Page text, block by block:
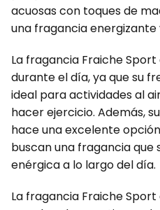
acuosas con toques de
una fragancia energizante
La fragancia Fraiche
durante el día, ya que su
ideal para actividades al
hacer ejercicio. Además,
hace una excelente
buscan una fragancia
enérgica a lo largo del día.
La fragancia Fraiche